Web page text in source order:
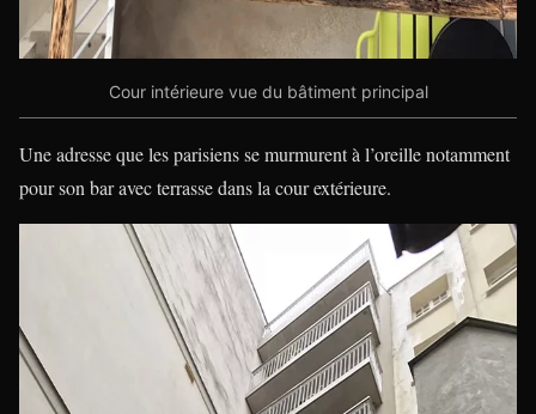
Cour intérieure vue du bâtiment principal
Une adresse que les parisiens se murmurent à l’oreille notamment
pour son bar avec terrasse dans la cour extérieure.